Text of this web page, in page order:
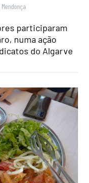
participaram
numa ação
do Algarve